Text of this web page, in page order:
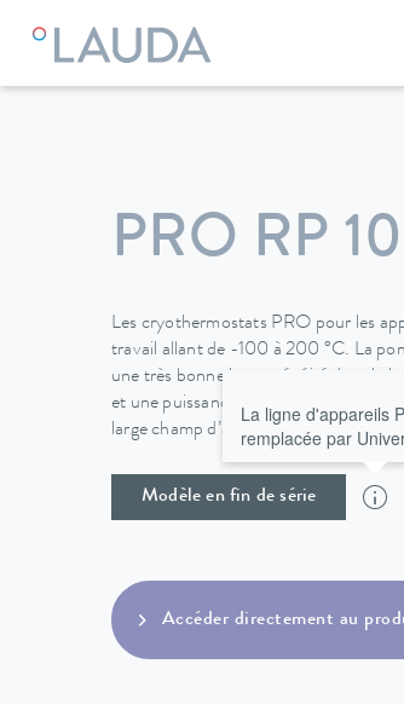
LAUDA Appareils de thermorégulation
PRO RP
Les cryothermostats PRO pour les
travail allant de -100 à 200 °C. La
une très bonne homogénéité dans le
et une puissance cryogénique allant
large champ d’application possible.
Modèle en fin de série
La ligne d'appareils
remplacée par
Accéder directement au